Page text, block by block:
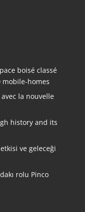
boisé classé
mobile-homes
la nouvelle
history and its
ve geleceği
rolu Pinco